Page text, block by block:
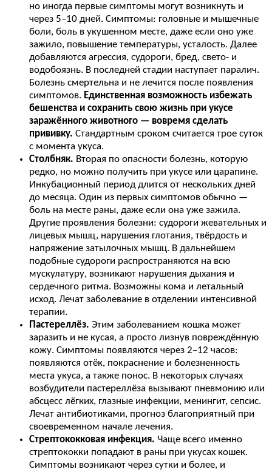
но иногда первые симптомы могут возникнуть и
через 5–10 дней. Симптомы: головные и мышечные
боли, боль в укушенном месте, даже если оно уже
зажило, повышение температуры, усталость. Далее
добавляются агрессия, судороги, бред, свето- и
водобоязнь. В последней стадии наступает паралич.
Болезнь смертельна и не лечится после появления
симптомов. Единственная возможность избежать
бешенства и сохранить свою жизнь при укусе
заражённого животного — вовремя сделать
прививку. Стандартным сроком считается трое суток
с момента укуса.
Столбняк. Вторая по опасности болезнь, которую
редко, но можно получить при укусе или царапине.
Инкубационный период длится от нескольких дней
до месяца. Один из первых симптомов обычно —
боль на месте раны, даже если она уже зажила.
Другие проявления болезни: судороги жевательных и
лицевых мышц, нарушения глотания, твёрдость и
напряжение затылочных мышц. В дальнейшем
подобные судороги распространяются на всю
мускулатуру, возникают нарушения дыхания и
сердечного ритма. Возможны кома и летальный
исход. Лечат заболевание в отделении интенсивной
терапии.
Пастереллёз. Этим заболеванием кошка может
заразить и не кусая, а просто лизнув повреждённую
кожу. Симптомы появляются через 2–12 часов:
появляются отёк, покраснение и болезненность
места укуса, а также понос. В некоторых случаях
возбудители пастереллёза вызывают пневмонию или
абсцесс лёгких, глазные инфекции, менингит, сепсис.
Лечат антибиотиками, прогноз благоприятный при
своевременном начале лечения.
Стрептококковая инфекция. Чаще всего именно
стрептококки попадают в раны при укусах кошек.
Симптомы возникают через сутки и более, и